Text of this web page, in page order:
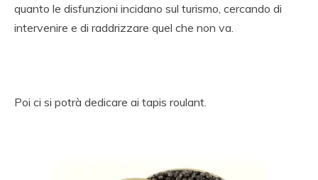
quanto le disfunzioni incidano sul turismo, cercando di
intervenire e di raddrizzare quel che non va.
Poi ci si potrà dedicare ai tapis roulant.